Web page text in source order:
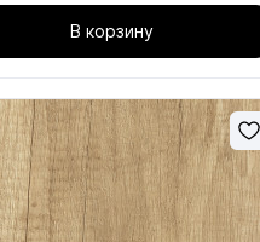
Кроношпан
Врезные светильники
питания, контроллеры,
подсветка
и соединители для
В корзину